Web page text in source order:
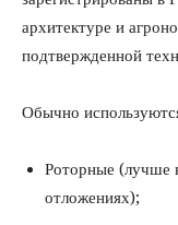
архитектуре и
подтвержденной
Обычно
Роторные (лучше
отложениях);